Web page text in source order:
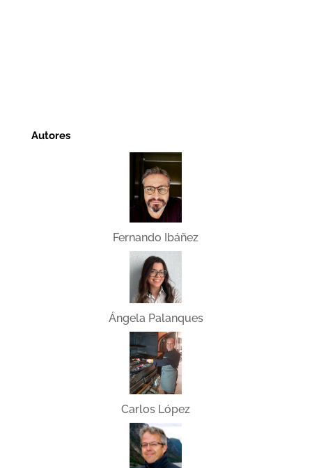
Autores
Fernando Ibáñez
Ángela Palanques
Carlos López